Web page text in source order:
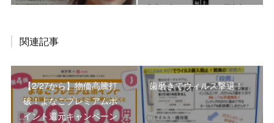
関連記事
【2/27から】物価高騰打
破！よなごプレミアムポ
イント還元キャンペーン
歯磨きでウィルス撃退！